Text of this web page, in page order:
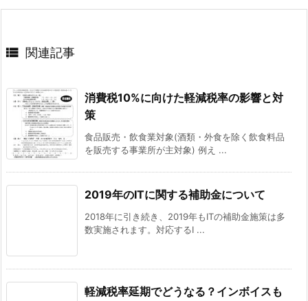
 関連記事
消費税10%に向けた軽減税率の影響と対
策
食品販売・飲食業対象(酒類・外食を除く飲食料品
を販売する事業所が主対象) 例え ...
2019年のITに関する補助金について
2018年に引き続き、2019年もITの補助金施策は多
数実施されます。対応するI ...
軽減税率延期でどうなる？インボイスも